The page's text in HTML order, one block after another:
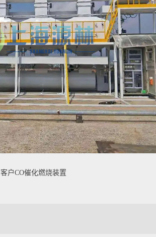
客户CO催化燃烧装置